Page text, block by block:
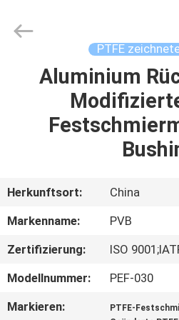
VIDEOS
SHOW
ÜBER
Bearing
Co.,Ltd.
PTFE
Aluminium
Herkunftsort:
China
Markenname:
PVB
Zertifizierung:
ISO
Modellnummer:
PEF-030
Markieren:
PTFE-